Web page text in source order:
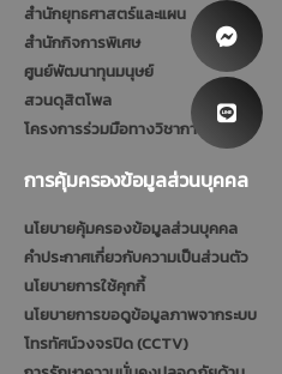
สำนักยุทธศาสตร์และแผน
สำนักกิจการพิเศษ
ศูนย์พัฒนาทุนมนุษย์
สวนดุสิตโพล
โครงการร่วมมือทางวิชาการ (รมป.)
การคุ้มครองข้อมูลส่วนบุคคล
นโยบายคุ้มครองข้อมูลส่วนบุคคล
คำประกาศเกี่ยวกับความเป็นส่วนตัว
นโยบายการใช้คุกกี้
นโยบายการขอดูข้อมูลภาพจากระบบ
โทรทัศน์วงจรปิด (CCTV)